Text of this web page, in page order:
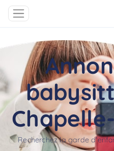
Recherchez la garde